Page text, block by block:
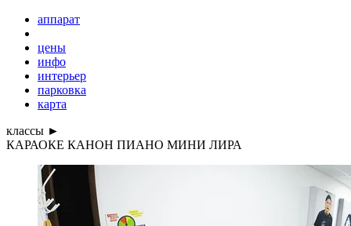
аппарат
цены
инфо
интерьер
парковка
карта
классы ►
КАРАОКЕ КАНОН ПИАНО МИНИ ЛИРА